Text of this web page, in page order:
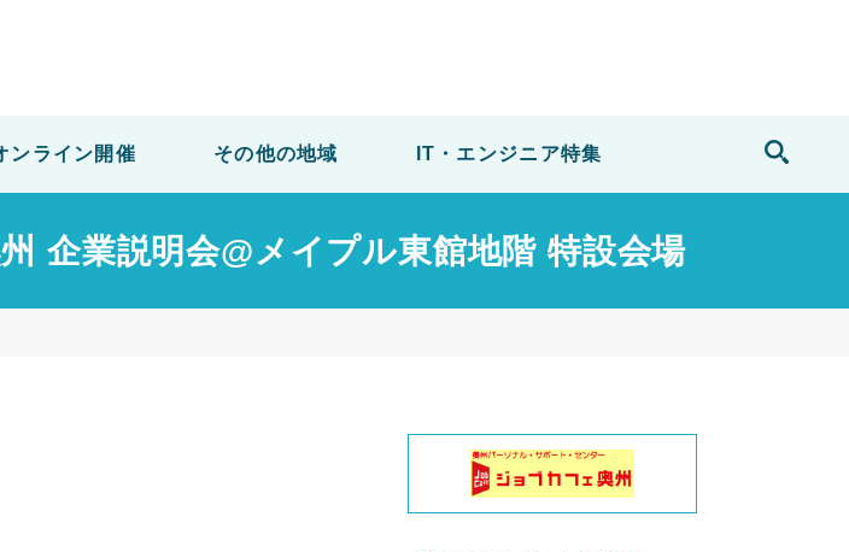
ンライン開催 その他の地域 IT・エンジニア特集
企業説明会@メイプル東館地階 特設会場